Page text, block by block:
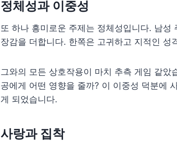
정체성과 이중성
또 하나 흥미로운 주제는 정체성입니다. 남
장감을 더합니다. 한쪽은 고귀하고 지적인
그와의 모든 상호작용이 마치 추측 게임 같았
공에게 어떤 영향을 줄까? 이 이중성 덕분에
게 되었습니다.
사랑과 집착